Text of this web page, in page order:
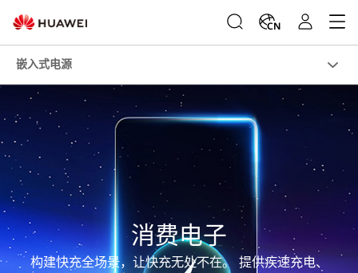
CN
嵌入式电源
消费电子
构建快充全场景，让快充无处不在。 提供疾速充电、